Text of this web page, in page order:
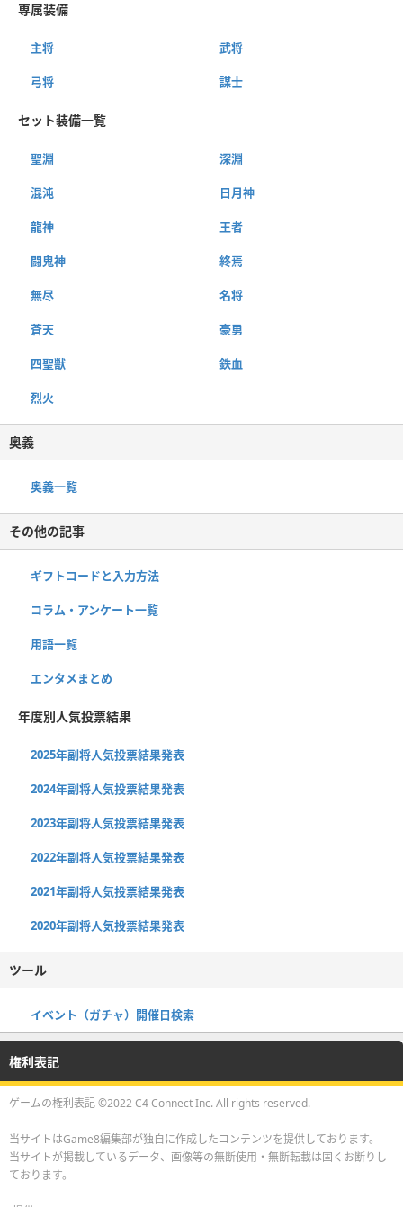
専属装備
主将 武将
弓将 謀士
セット装備一覧
聖淵 深淵
混沌 日月神
龍神 王者
闘鬼神 終焉
無尽 名将
蒼天 豪勇
四聖獣 鉄血
烈火
奥義
奥義一覧
その他の記事
ギフトコードと入力方法
コラム・アンケート一覧
用語一覧
エンタメまとめ
年度別人気投票結果
2025年副将人気投票結果発表
2024年副将人気投票結果発表
2023年副将人気投票結果発表
2022年副将人気投票結果発表
2021年副将人気投票結果発表
2020年副将人気投票結果発表
ツール
イベント（ガチャ）開催日検索
権利表記
ゲームの権利表記 ©2022 C4 Connect Inc. All rights reserved.
当サイトはGame8編集部が独自に作成したコンテンツを提供しております。
当サイトが掲載しているデータ、画像等の無断使用・無断転載は固くお断りし
ております。